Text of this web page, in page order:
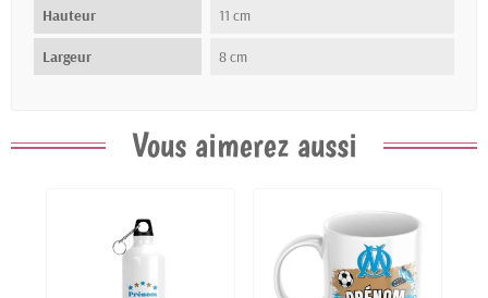
Hauteur 11 cm
Largeur 8 cm
Vous aimerez aussi